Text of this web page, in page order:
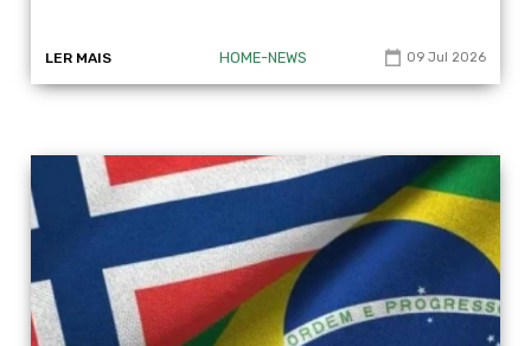
LER MAIS HOME-NEWS 09 Jul 2026